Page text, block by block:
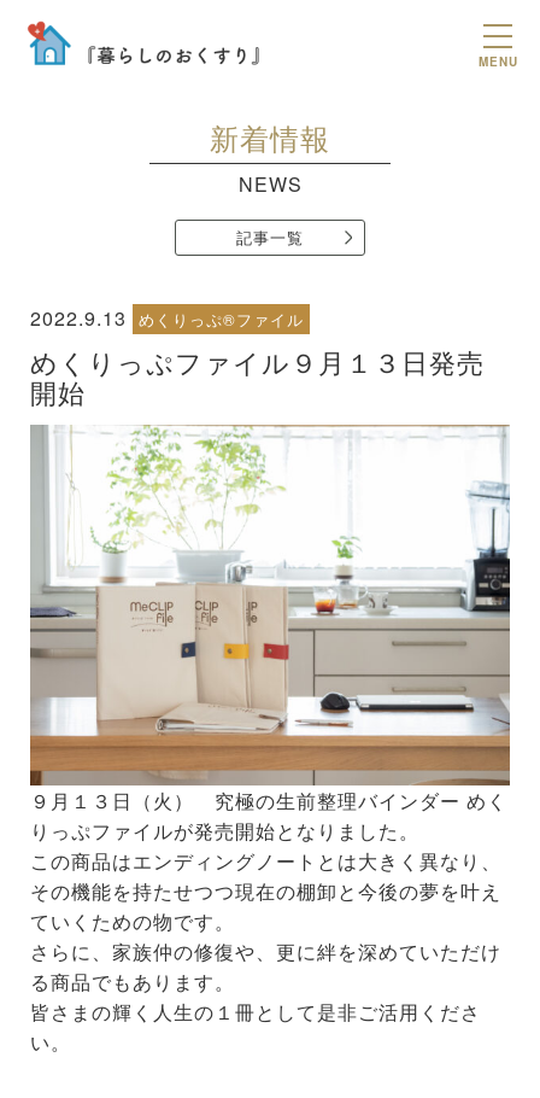
MENU
新着情報
NEWS
記事一覧
2022.9.13 めくりっぷ®ファイル
めくりっぷファイル９月１３日発売
開始
９月１３日（火） 究極の生前整理バインダー めく
りっぷファイルが発売開始となりました。
この商品はエンディングノートとは大きく異なり、
その機能を持たせつつ現在の棚卸と今後の夢を叶え
ていくための物です。
さらに、家族仲の修復や、更に絆を深めていただけ
る商品でもあります。
皆さまの輝く人生の１冊として是非ご活用くださ
い。